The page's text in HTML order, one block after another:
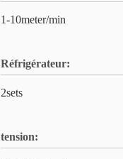
1-10meter/min
Réfrigérateur:
2sets
tension: